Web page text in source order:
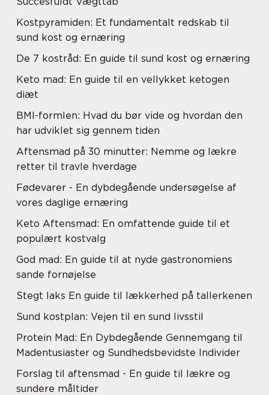
Kostpyramiden: Et fundamentalt redskab til
sund kost og ernæring
De 7 kostråd: En guide til sund kost og ernæring
Keto mad: En guide til en vellykket ketogen
diæt
BMI-formlen: Hvad du bør vide og hvordan den
har udviklet sig gennem tiden
Aftensmad på 30 minutter: Nemme og lækre
retter til travle hverdage
Fødevarer - En dybdegående undersøgelse af
vores daglige ernæring
Keto Aftensmad: En omfattende guide til et
populært kostvalg
God mad: En guide til at nyde gastronomiens
sande fornøjelse
Stegt laks En guide til lækkerhed på tallerkenen
Sund kostplan: Vejen til en sund livsstil
Protein Mad: En Dybdegående Gennemgang til
Madentusiaster og Sundhedsbevidste Individer
Forslag til aftensmad - En guide til lækre og
sundere måltider